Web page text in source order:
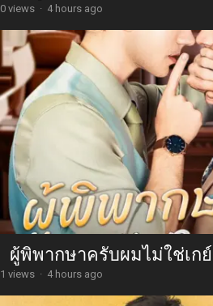
0 views · 4 hours ago
ผู้พิพากษาครับผมไม่ใช่เกย์
1 views · 4 hours ago